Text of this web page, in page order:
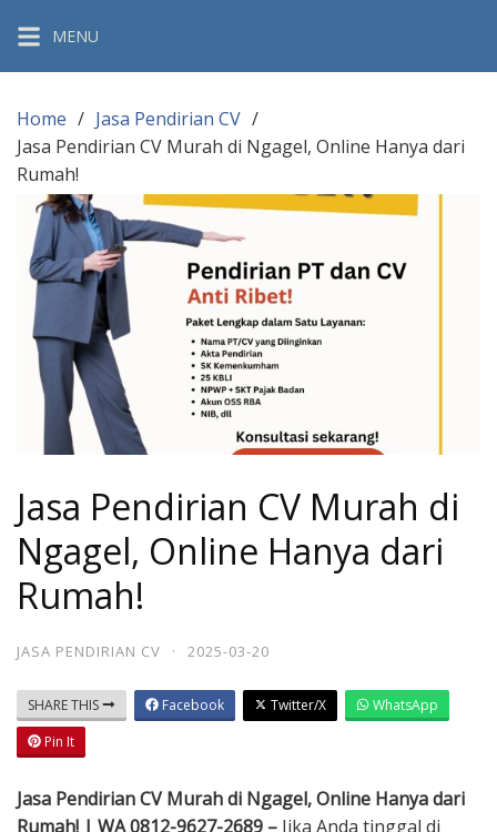
content
MENU
Home
Jasa Pendirian CV
Jasa Pendirian CV Murah di Ngagel, Online Hanya dari
Rumah!
Jasa Pendirian CV Murah di
Ngagel, Online Hanya dari
Rumah!
JASA PENDIRIAN CV · 2025-03-20
SHARE THIS Facebook Twitter/X
WhatsApp
Pin It
Jasa Pendirian CV Murah di Ngagel, Online Hanya dari
Rumah! | WA 0812-9627-2689 – Jika Anda tinggal di